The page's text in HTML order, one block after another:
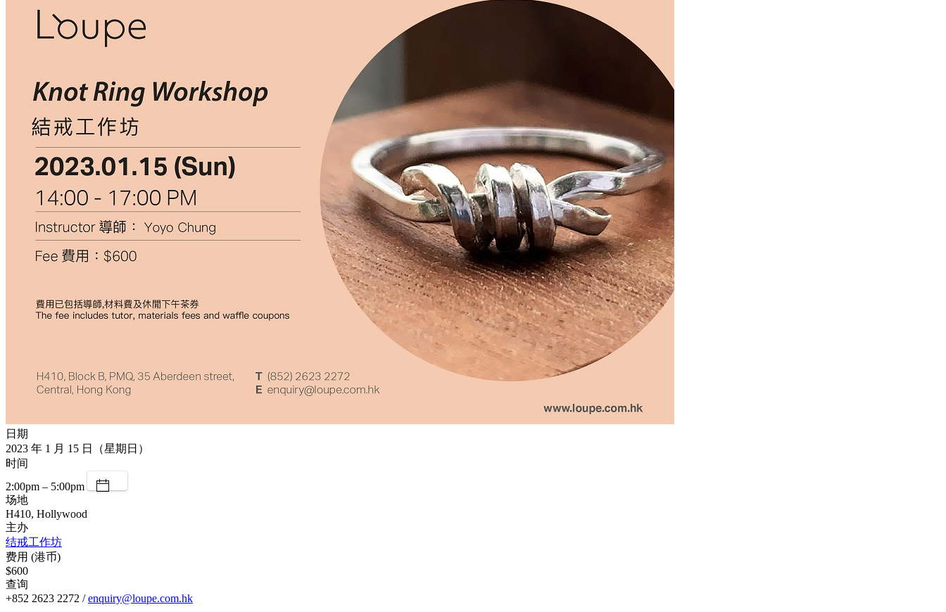
日期
2023 年 1 月 15 日（星期日）
时间
2:00pm – 5:00pm
场地
H410, Hollywood
主办
结戒工作坊
费用 (港币)
$600
查询
+852 2623 2272 /enquiry@loupe.com.hk